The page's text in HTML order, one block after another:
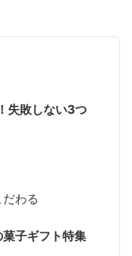
失敗しない3つ
わる
子ギフト特集